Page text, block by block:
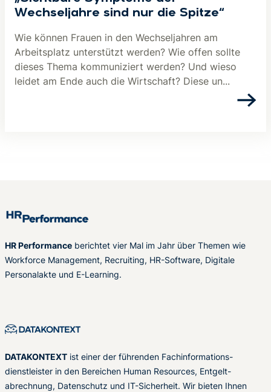
Wechseljahre sind nur die Spitze“
Wie können Frauen in den Wechseljahren am
Arbeitsplatz unterstützt werden? Wie offen sollte
dieses Thema kommuniziert werden? Und wieso
leidet am Ende auch die Wirtschaft? Diese un...
HR Performance berichtet vier Mal im Jahr über Themen wie
Workforce Management, Recruiting, HR-Software, Digitale
Personalakte und E-Learning.
DATAKONTEXT ist einer der führenden Fachinformations-
dienstleister in den Bereichen Human Resources, Entgelt-
abrechnung, Datenschutz und IT-Sicherheit. Wir bieten Ihnen